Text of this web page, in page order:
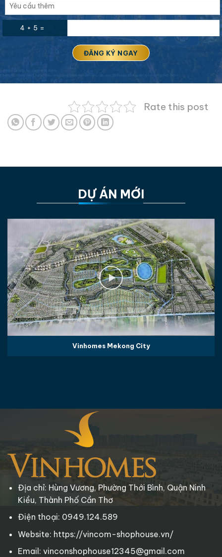
4 + 5 =
Rate this post
DỰ ÁN MỚI
Vinhomes Mekong City
Địa chỉ: Hùng Vương, Phường Thới Bình, Quận Ninh
Kiều, Thành Phố Cần Thơ
Điện thoại: 0949.124.589
Website: https://vincom-shophouse.vn/
Email: vinconshophouse12345@gmail.com